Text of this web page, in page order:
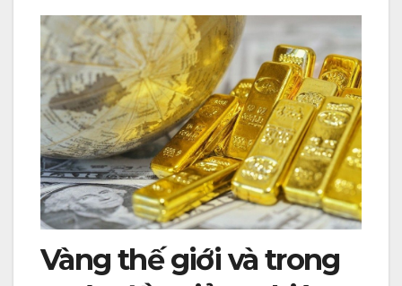
Vàng thế giới và trong